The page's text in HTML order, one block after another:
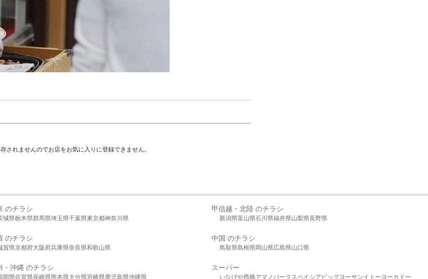
れませんのでお店をお気に入りに登録できません。
のチラシ
城県栃木県群馬県埼玉県千葉県東京都神奈川県
甲信越・北陸 のチラシ
新潟県富山県石川県福井県山梨県長野県
のチラシ
賀県京都府大阪府兵庫県奈良県和歌山県
中国 のチラシ
鳥取県島根県岡山県広島県山口県
・沖縄 のチラシ
岡県佐賀県長崎県熊本県大分県宮崎県鹿児島県沖縄県
スーパー
いなげや西條アマノパークスベイシア ビッグヨーサンイトーヨーカドー